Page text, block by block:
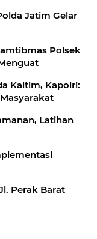
Jatim Gelar
Polsek
Kaltim, Kapolri:
Latihan
Perak Barat